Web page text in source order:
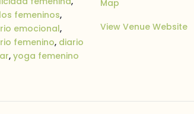
femeninos,
emocional,
femenino, diario
, yoga femenino
Map
View Venue Website